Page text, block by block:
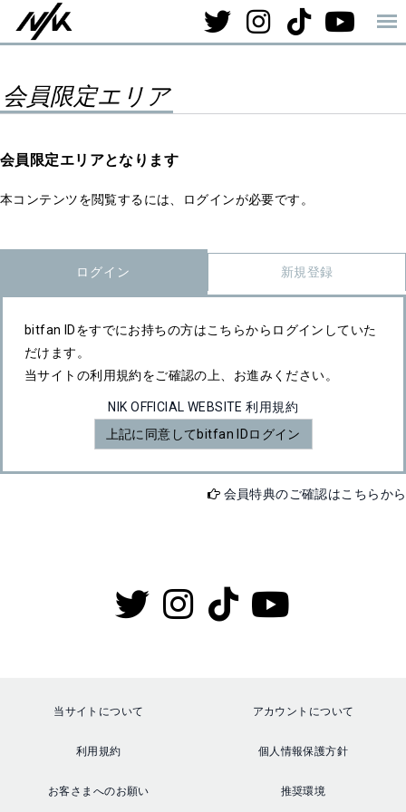
会員限定エリア
会員限定エリアとなります
本コンテンツを閲覧するには、ログインが必要です。
ログイン 新規登録
bitfan IDをすでにお持ちの方はこちらからログインしていた
だけます。
当サイトの利用規約をご確認の上、お進みください。
NIK OFFICIAL WEBSITE 利用規約
上記に同意してbitfan IDログイン
会員特典のご確認はこちらから
当サイトについて アカウントについて
利用規約 個人情報保護方針
お客さまへのお願い 推奨環境